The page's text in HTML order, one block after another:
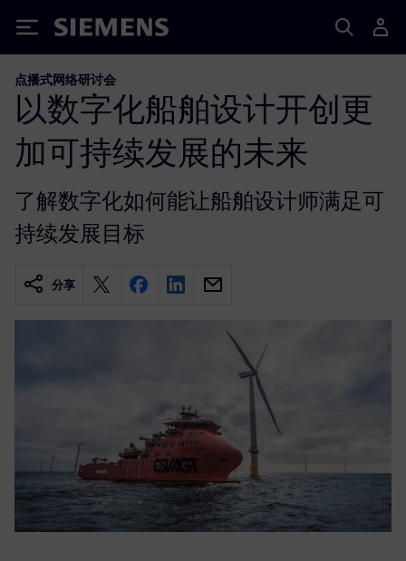
Siemens
点播式网络研讨会
以数字化船舶设计开创更
加可持续发展的未来
了解数字化如何能让船舶设计师满足可
持续发展目标
分享